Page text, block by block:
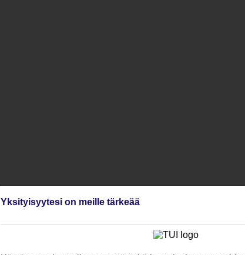
Yksityisyytesi on meille tärkeää